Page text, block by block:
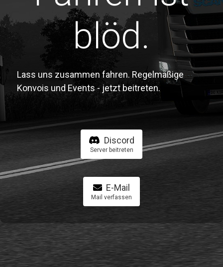
blöd.
Lass uns zusammen fahren. Regelmäßige
Konvois und Events - jetzt beitreten.
Discord
Server beitreten
E-Mail
Mail verfassen